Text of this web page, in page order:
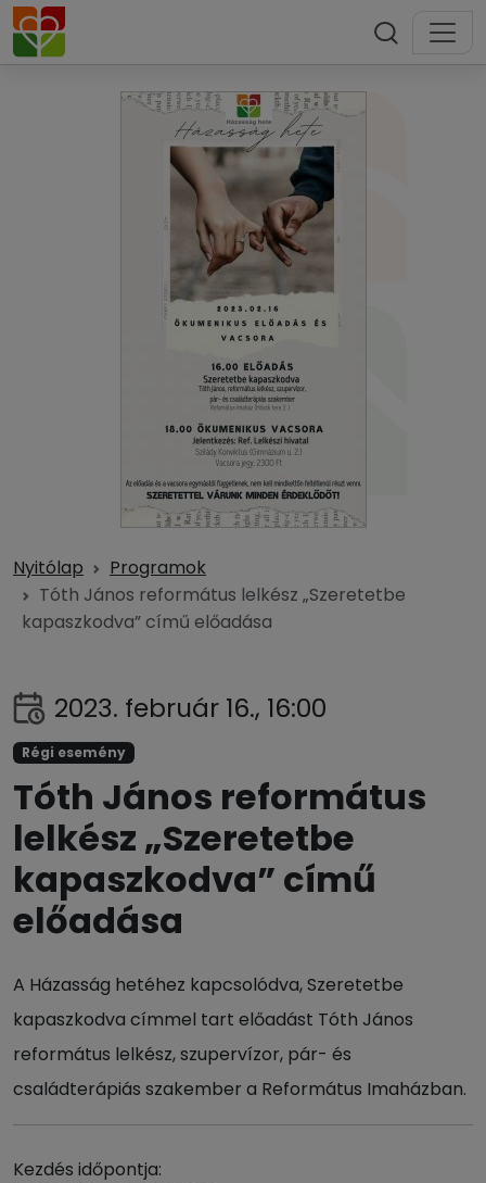
Nyitólap
Programok
Tóth János református lelkész „Szeretetbe
kapaszkodva” című előadása
2023. február 16., 16:00
Régi esemény
Tóth János református
lelkész „Szeretetbe
kapaszkodva” című
előadása
A Házasság hetéhez kapcsolódva, Szeretetbe
kapaszkodva címmel tart előadást Tóth János
református lelkész, szupervízor, pár- és
családterápiás szakember a Református Imaházban.
Kezdés időpontja: